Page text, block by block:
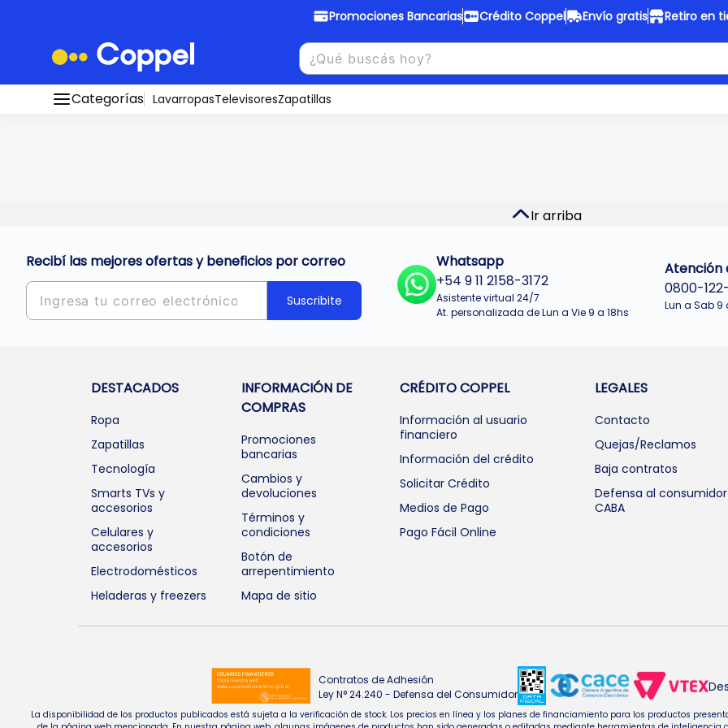
Promociones Bancarias Crédito Coppel Envío gratis Retiro en
Promociones Bancarias
Conocé todos nuestros medios de pago
Crédito Coppel
Hasta
Envío gratis
Categorías LavarropasTelevisoresZapatillas
Ir arriba
Recibí las mejores ofertas y beneficios por correo
Suscribite
Whatsapp
+54 9 11 2158-3172
Asistente virtual 24/7
At. personalizada de Lun a Vie 9 a 18hs
Atención
0800-
Lun a Sab 9
DESTACADOS
Ropa
Zapatillas
Tecnología
Smarts TVs y
accesorios
Celulares y
accesorios
Electrodomésticos
Heladeras y freezers
INFORMACIÓN DE
COMPRAS
Promociones
bancarias
Cambios y
devoluciones
Términos y
condiciones
Botón de
arrepentimiento
Mapa de sitio
CRÉDITO COPPEL
Información al usuario
financiero
Información del crédito
Solicitar Crédito
Medios de Pago
Pago Fácil Online
LEGALES
Contacto
Quejas/Reclamos
Baja contratos
Defensa al consumidor
CABA
Contratos de Adhesión
Ley N° 24.240 - Defensa del Consumidor
La disponibilidad de los productos publicados está sujeta a la verificación de stock. Los precios en línea y los planes de financiamiento para los productos